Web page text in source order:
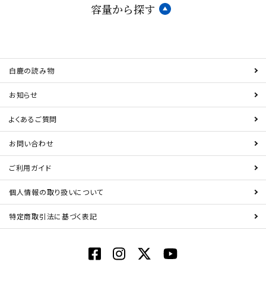
容量から探す
白鹿の読み物
お知らせ
よくあるご質問
お問い合わせ
ご利用ガイド
個人情報の取り扱いについて
特定商取引法に基づく表記